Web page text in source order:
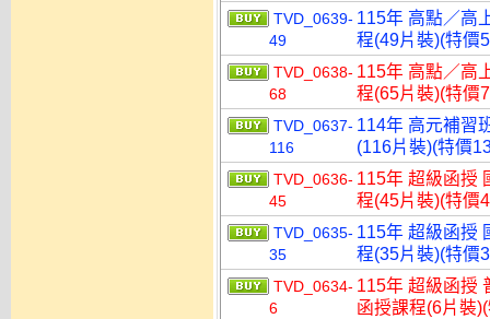
TVD_0639-
49
115年 高點／高
程(49片裝)(特價
TVD_0638-
68
115年 高點／高
程(65片裝)(特價
TVD_0637-
116
114年 高元補習
(116片裝)(特價
TVD_0636-
45
115年 超級函授
程(45片裝)(特價
TVD_0635-
35
115年 超級函授
程(35片裝)(特價
TVD_0634-
6
115年 超級函授
函授課程(6片裝